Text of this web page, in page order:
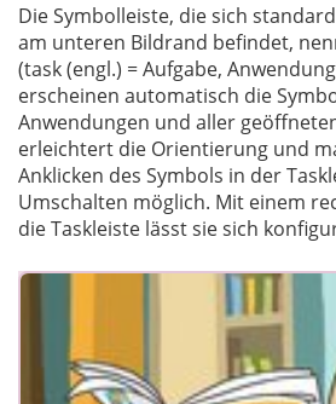
Die Symbolleiste, die sich
am unteren Bildrand befindet,
(task (engl.) = Aufgabe,
erscheinen automatisch die
Anwendungen und aller
erleichtert die Orientierung und
Anklicken des Symbols in der
Umschalten möglich. Mit einem
die Taskleiste lässt sie sich